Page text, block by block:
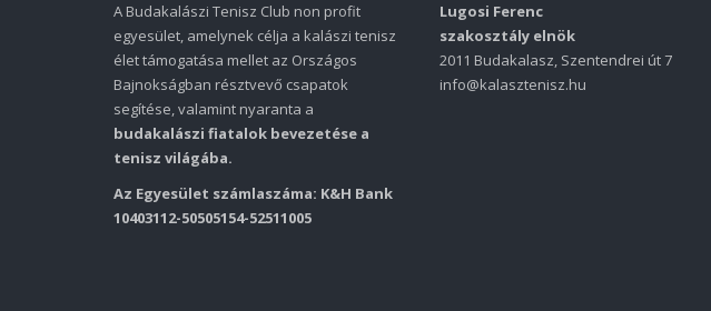
A Budakalászi Tenisz Club non profit
egyesület, amelynek célja a kalászi tenisz
élet támogatása mellet az Országos
Bajnokságban résztvevő csapatok
segítése, valamint nyaranta a
budakalászi fiatalok bevezetése a
tenisz világába.
Az Egyesület számlaszáma: K&H Bank
10403112-50505154-52511005
Lugosi Ferenc
szakosztály elnök
2011 Budakalasz, Szentendrei út 7
info@kalasztenisz.hu